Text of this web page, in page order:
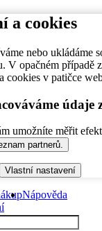
a cookies
nebo ukládáme
V opačném
cookies v patičce
údaje
umožníte měřit
partnerů.
Vlastní nastavení
Nápověda